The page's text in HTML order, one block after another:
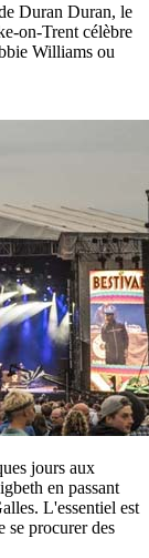
Duran Duran, le
on-Trent célèbre
Williams ou
jours aux
en passant
L'essentiel est
se procurer des